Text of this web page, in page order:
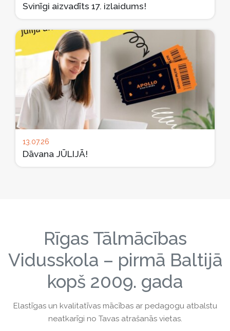
Svinīgi aizvadīts 17. izlaidums!
13.07.26
Dāvana JŪLIJĀ!
Rīgas Tālmācības
Vidusskola – pirmā Baltijā
kopš 2009. gada
Elastīgas un kvalitatīvas mācības ar pedagogu atbalstu
neatkarīgi no Tavas atrašanās vietas.